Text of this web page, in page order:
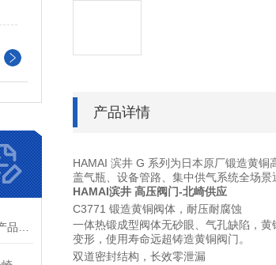
产品详情
HAMAI 滨井 G 系列为日本原厂锻造黄
盖气瓶、设备管路、集中供气系统全场景
HAMAI滨井 高压阀门-北崎供应
C3771 锻造黄铜阀体，耐压耐腐蚀
一体热锻成型阀体无砂眼、气孔缺陷，
变形，使用寿命远超铸造黄铜阀门。
双道密封结构，长效零泄漏